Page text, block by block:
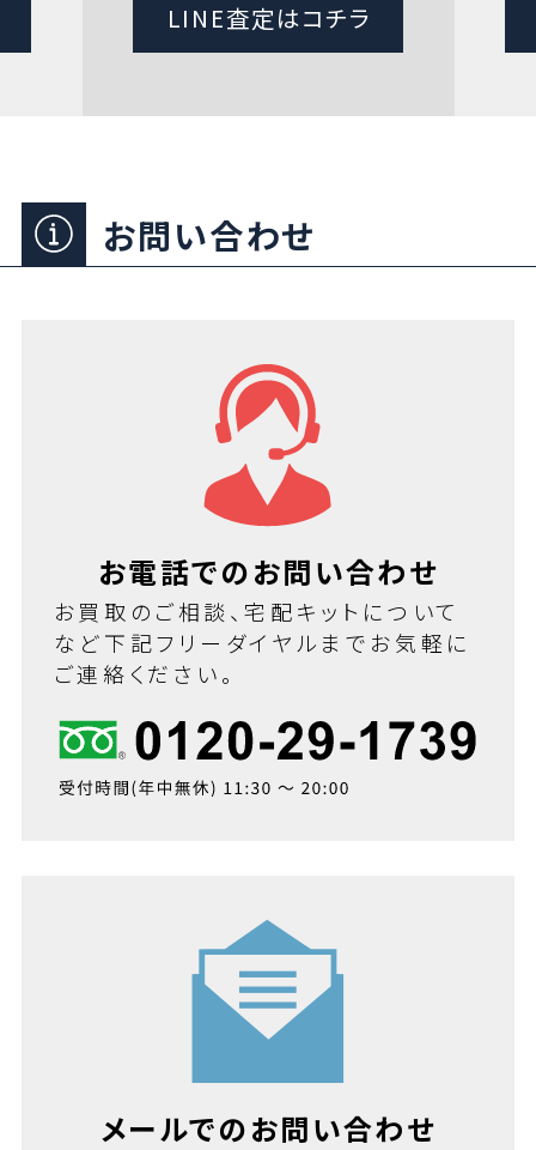
LINE査定はコチラ
お問い合わせ
お電話でのお問い合わせ
お買取のご相談、宅配キットについて
など下記フリーダイヤルまでお気軽に
ご連絡ください。
メールでのお問い合わせ